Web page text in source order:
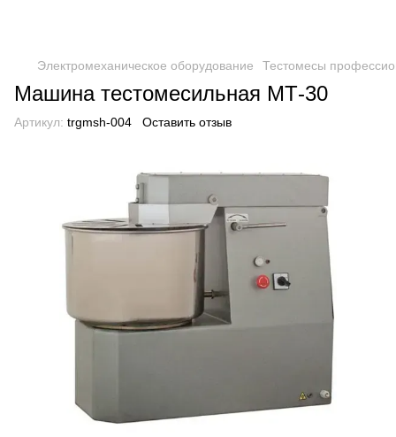
Электромеханическое оборудование Тестомесы
Машина тестомесильная МТ-30
Артикул: trgmsh-004 Оставить отзыв